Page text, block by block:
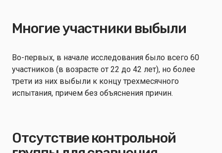
Многие участники выбыли
Во-первых, в начале исследования было всего 60
участников (в возрасте от 22 до 42 лет), но более
трети из них выбыли к концу трехмесячного
испытания, причем без объяснения причин.
Отсутствие контрольной